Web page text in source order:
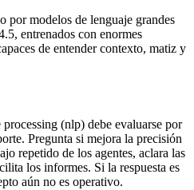
por modelos de lenguaje grandes
entrenados con enormes
de entender contexto, matiz y
(nlp) debe evaluarse por
Pregunta si mejora la precisión
repetido de los agentes, aclara las
los informes. Si la respuesta es
aún no es operativo.